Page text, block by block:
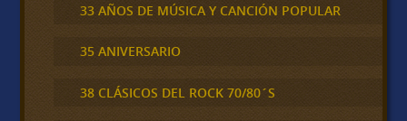
33 AÑOS DE MÚSICA Y CANCIÓN POPULAR
35 ANIVERSARIO
38 CLÁSICOS DEL ROCK 70/80´S